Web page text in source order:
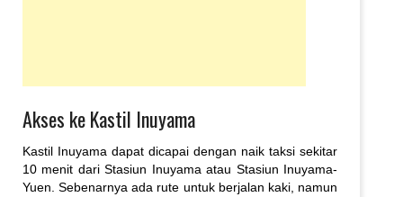
Akses ke Kastil Inuyama
Kastil Inuyama dapat dicapai dengan naik taksi sekitar
10 menit dari Stasiun Inuyama atau Stasiun Inuyama-
Yuen. Sebenarnya ada rute untuk berjalan kaki, namun